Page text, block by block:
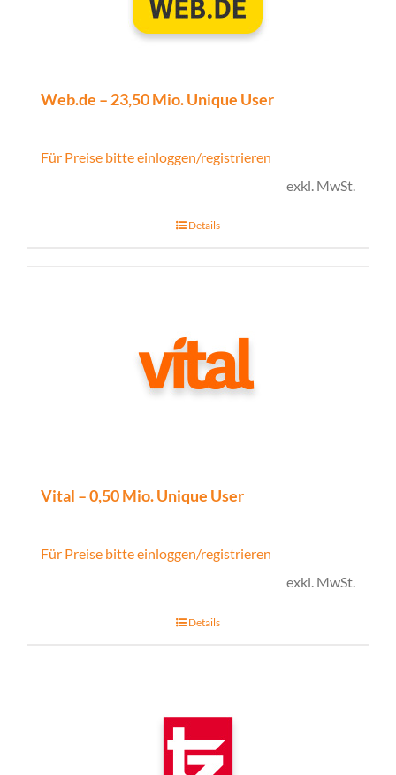
Web.de – 23,50 Mio. Unique User
Für Preise bitte einloggen/registrieren
exkl. MwSt.
Details
Vital – 0,50 Mio. Unique User
Für Preise bitte einloggen/registrieren
exkl. MwSt.
Details